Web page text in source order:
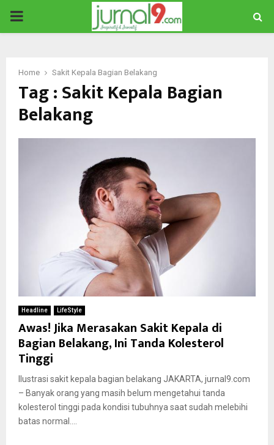
PRIMARY
Home Sakit Kepala Bagian Belakang
Tag : Sakit Kepala Bagian
Belakang
Headline LifeStyle
Awas! Jika Merasakan Sakit Kepala di
Bagian Belakang, Ini Tanda Kolesterol
Tinggi
Ilustrasi sakit kepala bagian belakang JAKARTA, jurnal9.com
– Banyak orang yang masih belum mengetahui tanda
kolesterol tinggi pada kondisi tubuhnya saat sudah melebihi
batas normal....